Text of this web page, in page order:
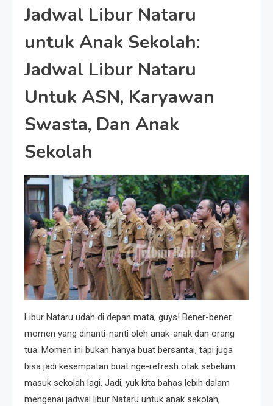
Jadwal Libur Nataru
untuk Anak Sekolah:
Jadwal Libur Nataru
Untuk ASN, Karyawan
Swasta, Dan Anak
Sekolah
Libur Nataru udah di depan mata, guys! Bener-bener
momen yang dinanti-nanti oleh anak-anak dan orang
tua. Momen ini bukan hanya buat bersantai, tapi juga
bisa jadi kesempatan buat nge-refresh otak sebelum
masuk sekolah lagi. Jadi, yuk kita bahas lebih dalam
mengenai jadwal libur Nataru untuk anak sekolah,